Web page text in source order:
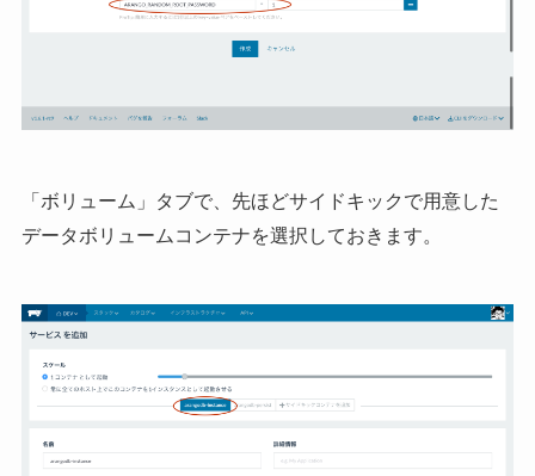
「ボリューム」タブで、先ほどサイドキックで用意した
データボリュームコンテナを選択しておきます。